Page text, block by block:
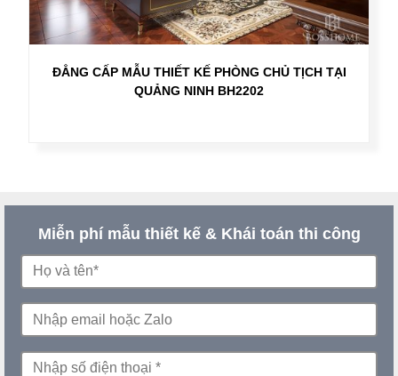
ĐẲNG CẤP MẪU THIẾT KẾ PHÒNG CHỦ TỊCH TẠI
QUẢNG NINH BH2202
Miễn phí mẫu thiết kế & Khái toán thi công